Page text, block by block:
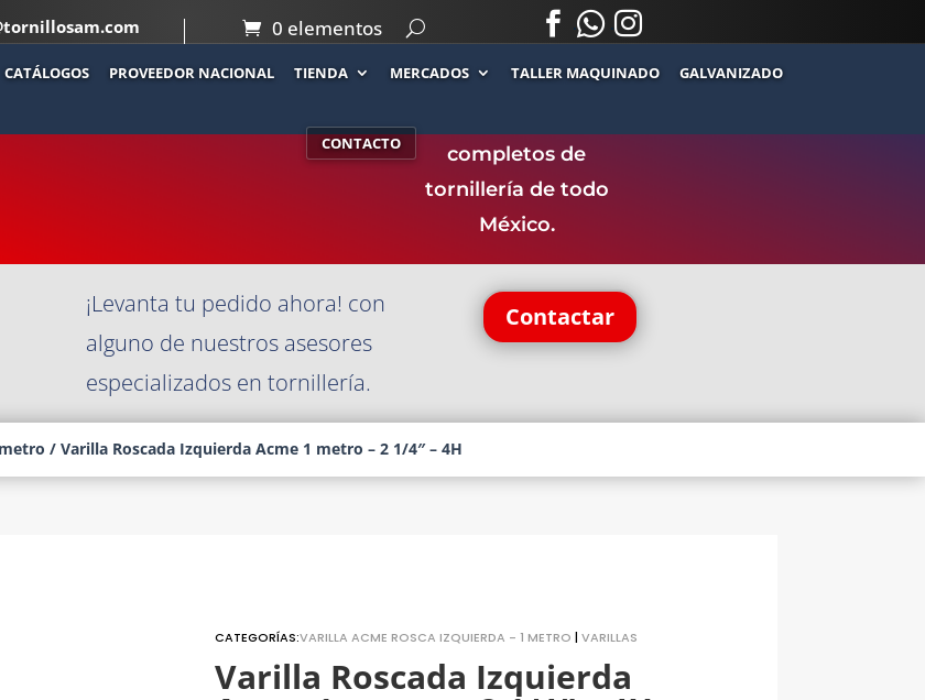
0 elementos  . .
CATÁLOGOS PROVEEDOR NACIONAL TIENDA MERCADOS TALLER MAQUINADO GALVANIZADO
CONTACTO
1 METRO
Contamos con uno de
completos de
tornillería de todo
México.
¡Levanta tu pedido ahora! con
alguno de nuestros asesores
especializados en tornillería.
Contactar
/ Varilla Roscada Izquierda Acme 1 metro – 2 1/4″ – 4H
CATEGORÍAS:VARILLA ACME ROSCA IZQUIERDA - 1 METRO |VARILLAS
Varilla Roscada Izquierda